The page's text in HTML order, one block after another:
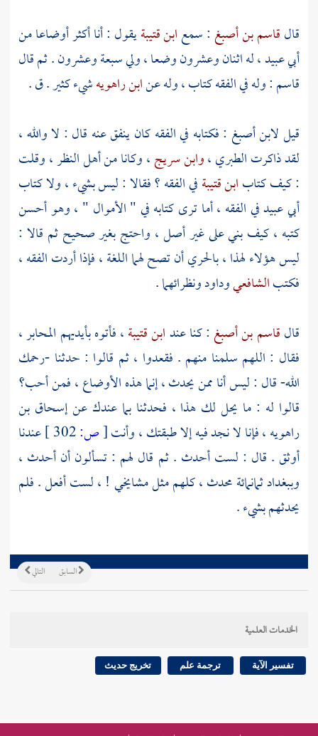
قالقاسم بن أصبغ : سمعابن قتيبةيقول : أنا أكثر أوضاعا من
أبي عبيد، له اثنان وعشرون وضعا ، ولي سبعة وعشرون . ثم قال
قاسم: وله في الفقه كتاب ، وله عنابن راهويهشيء كثير . ق .
قيللابن أصبغ : فكتابه في الفقه كان ينفق عنه قال : لا والله ،
لقد ذاكرتالطبري،وابن سريج، وكانا من أهل النظر ، وقلت
: كيف كتابابن قتيبةفي الفقه ؟ فقالا : ليس بشيء ، ولا كتاب
أبي عبيدفي الفقه ، أما ترى كتابه في " الأموال " ، وهو أحسن
كتبه ، كيف بني على غير أصل ، واحتج بغير صحيح ثم قالا :
ليس هؤلاء لهذا ، بالحري أن تصح لهما اللغة ، فإذا أردت الفقه ،
فكتبالشافعيوداودونظرائهما .
قالقاسم بن أصبغ : كنا عندابن قتيبة، فأتوه بأيديهم المحابر ،
فقال : اللهم سلمنا منهم . فقعدوا ، ثم قالوا : حدثنا -رحمك
الله- قال : ليس أنا ممن يحدث ، إنما هذه الأوضاع ، فمن أحب؟
قالوا له : ما يحل لك هذا ، فحدثنا بما عندك عنإسحاق بن
راهويه، فإنا لا نجد فيه إلا طبقتك ، وأنت[ص:
عندنا
أوثق . قال : لست أحدث . ثم قال لهم : تسألون أن أحدث ،
وببغدادثمانمائة محدث ، كلهم مثل مشايخي ! ، لست أفعل . فلم
يحدثهم بشيء .
التالي السابق
الخدمات العلمية
تفسير الآية ترجمة علم تخريج حديث